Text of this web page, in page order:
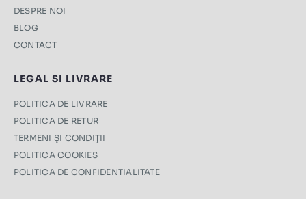
DESPRE NOI
BLOG
CONTACT
LEGAL SI LIVRARE
POLITICA DE LIVRARE
POLITICA DE RETUR
TERMENI ŞI CONDIŢII
POLITICA COOKIES
POLITICA DE CONFIDENTIALITATE